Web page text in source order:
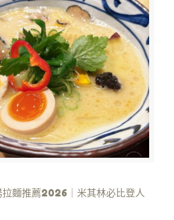
拉麵推薦2026｜米其林必比登人